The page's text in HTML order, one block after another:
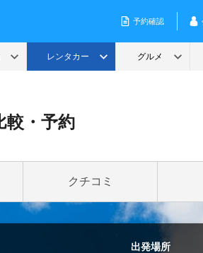
較・予約
クチコミ
出発場所